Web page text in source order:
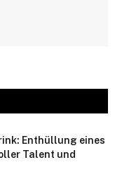
Enthüllung eines
Talent und